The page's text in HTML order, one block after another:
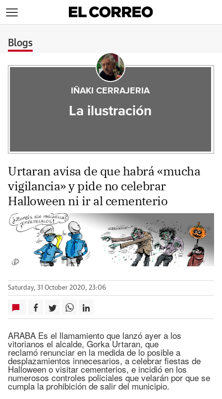
Blogs
IÑAKI CERRAJERIA
La ilustración
Urtaran avisa de que habrá «mucha
vigilancia» y pide no celebrar
Halloween ni ir al cementerio
Saturday, 31 October 2020, 23:06
ARABA Es el llamamiento que lanzó ayer a los
vitorianos el alcalde, Gorka Urtaran, que
reclamó renunciar en la medida de lo posible a
desplazamientos innecesarios, a celebrar fiestas de
Halloween o visitar cementerios, e incidió en los
numerosos controles policiales que velarán por que se
cumpla la prohibición de salir del municipio.